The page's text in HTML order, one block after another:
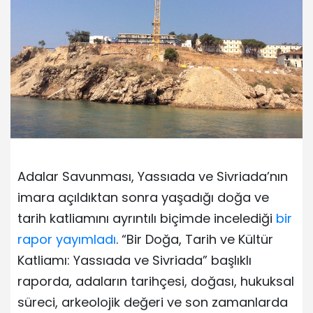
Adalar Savunması, Yassıada ve Sivriada’nın
imara açıldıktan sonra yaşadığı doğa ve
tarih katliamını ayrıntılı biçimde incelediği bir
rapor yayımladı. “Bir Doğa, Tarih ve Kültür
Katliamı: Yassıada ve Sivriada” başlıklı
raporda, adaların tarihçesi, doğası, hukuksal
süreci, arkeolojik değeri ve son zamanlarda